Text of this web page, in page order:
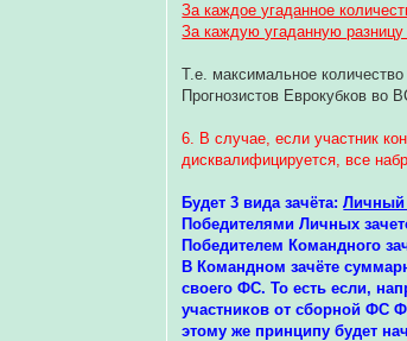
За каждое угаданное
За каждую угаданную
Т.е. максимальное
Прогнозистов Еврокубков во
6. В случае, если участник
дисквалифицируется, все
Будет 3 вида зачёта:Личный
Победителями Личных
Победителем Командного
В Командном зачёте
своего ФС. То есть если,
участников от сборной ФС
этому же принципу будет